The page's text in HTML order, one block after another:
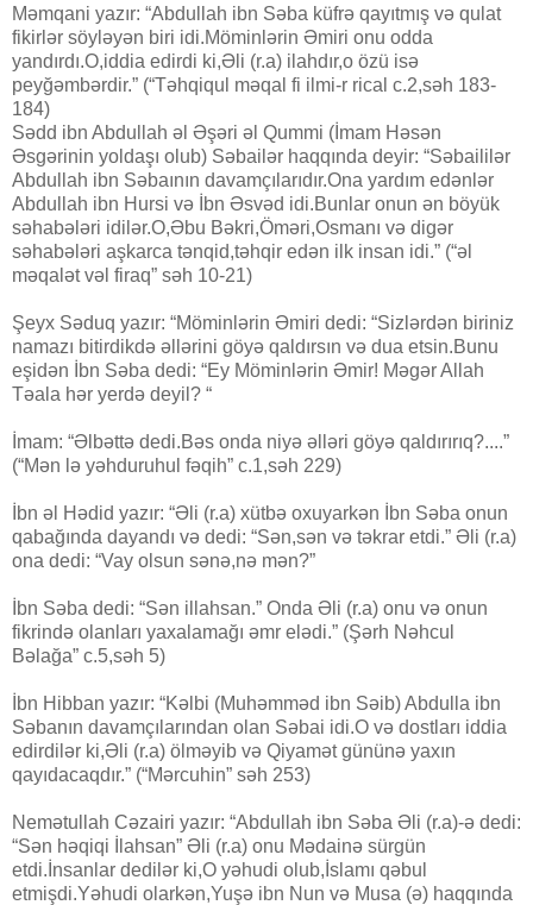
Məmqani yazır: “Abdullah ibn Səba küfrə qayıtmış və qulat
fikirlər söyləyən biri idi.Möminlərin Əmiri onu odda
yandırdı.O,iddia edirdi ki,Əli (r.a) ilahdır,o özü isə
peyğəmbərdir.” (“Təhqiqul məqal fi ilmi-r rical c.2,səh 183-
184)
Sədd ibn Abdullah əl Əşəri əl Qummi (İmam Həsən
Əsgərinin yoldaşı olub) Səbailər haqqında deyir: “Səbaililər
Abdullah ibn Səbaının davamçılarıdır.Ona yardım edənlər
Abdullah ibn Hursi və İbn Əsvəd idi.Bunlar onun ən böyük
səhabələri idilər.O,Əbu Bəkri,Öməri,Osmanı və digər
səhabələri aşkarca tənqid,təhqir edən ilk insan idi.” (“əl
məqalət vəl firaq” səh 10-21)
Şeyx Səduq yazır: “Möminlərin Əmiri dedi: “Sizlərdən biriniz
namazı bitirdikdə əllərini göyə qaldırsın və dua etsin.Bunu
eşidən İbn Səba dedi: “Ey Möminlərin Əmir! Məgər Allah
Təala hər yerdə deyil? “
İmam: “Əlbəttə dedi.Bəs onda niyə əlləri göyə qaldırırıq?....”
(“Mən lə yəhduruhul fəqih” c.1,səh 229)
İbn əl Hədid yazır: “Əli (r.a) xütbə oxuyarkən İbn Səba onun
qabağında dayandı və dedi: “Sən,sən və təkrar etdi.” Əli (r.a)
ona dedi: “Vay olsun sənə,nə mən?”
İbn Səba dedi: “Sən illahsan.” Onda Əli (r.a) onu və onun
fikrində olanları yaxalamağı əmr elədi.” (Şərh Nəhcul
Bəlağa” c.5,səh 5)
İbn Hibban yazır: “Kəlbi (Muhəmməd ibn Səib) Abdulla ibn
Səbanın davamçılarından olan Səbai idi.O və dostları iddia
edirdilər ki,Əli (r.a) ölməyib və Qiyamət gününə yaxın
qayıdacaqdır.” (“Mərcuhin” səh 253)
Nemətullah Cəzairi yazır: “Abdullah ibn Səba Əli (r.a)-ə dedi:
“Sən həqiqi İlahsan” Əli (r.a) onu Mədainə sürgün
etdi.İnsanlar dedilər ki,O yəhudi olub,İslamı qəbul
etmişdi.Yəhudi olarkən,Yuşə ibn Nun və Musa (ə) haqqında